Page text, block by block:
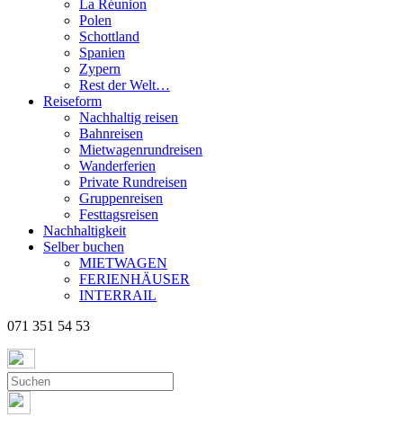
La Réunion
Polen
Schottland
Spanien
Zypern
Rest der Welt…
Reiseform
Nachhaltig reisen
Bahnreisen
Mietwagenrundreisen
Wanderferien
Private Rundreisen
Gruppenreisen
Festtagsreisen
Nachhaltigkeit
Selber buchen
MIETWAGEN
FERIENHÄUSER
INTERRAIL
071 351 54 53